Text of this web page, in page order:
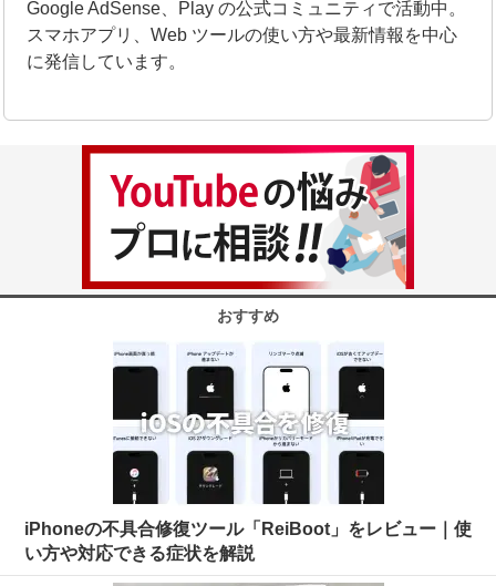
Google AdSense、Play の公式コミュニティで活動中。
スマホアプリ、Web ツールの使い方や最新情報を中心
に発信しています。
おすすめ
iPhoneの不具合修復ツール「ReiBoot」をレビュー｜使
い方や対応できる症状を解説